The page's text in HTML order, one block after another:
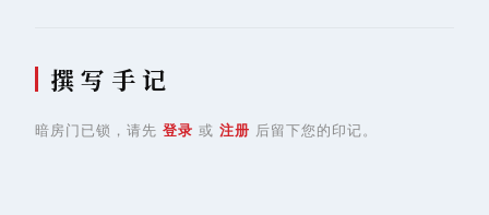
撰 写 手 记
暗房门已锁，请先 登录 或 注册 后留下您的印记。